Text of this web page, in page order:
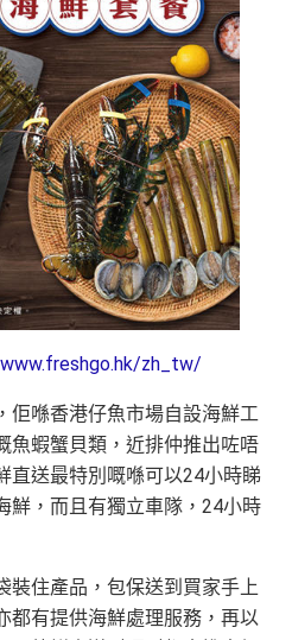
zh_tw/
佢喺香港仔魚市場自設海鮮工
魚蝦蟹貝類，近排仲推出咗唔
直送最特別嘅喺可以24小時睇
鮮，而且有獨立車隊，24小時
裝住產品，包保送到買家手上
都有提供海鮮處理服務，再以